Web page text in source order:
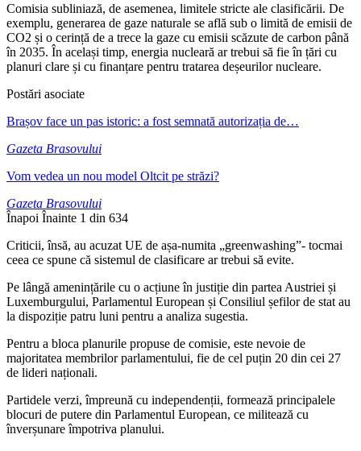
Comisia subliniază, de asemenea, limitele stricte ale clasificării. De
exemplu, generarea de gaze naturale se află sub o limită de emisii de
CO2 și o cerință de a trece la gaze cu emisii scăzute de carbon până
în 2035. În același timp, energia nucleară ar trebui să fie în țări cu
planuri clare și cu finanțare pentru tratarea deșeurilor nucleare.
Postări asociate
Brașov face un pas istoric: a fost semnată autorizația de…
Gazeta Brasovului
Vom vedea un nou model Oltcit pe străzi?
Gazeta Brasovului
Înapoi Înainte 1 din 634
Criticii, însă, au acuzat UE de așa-numita „greenwashing”- tocmai
ceea ce spune că sistemul de clasificare ar trebui să evite.
Pe lângă amenințările cu o acțiune în justiție din partea Austriei și
Luxemburgului, Parlamentul European și Consiliul șefilor de stat au
la dispoziție patru luni pentru a analiza sugestia.
Pentru a bloca planurile propuse de comisie, este nevoie de
majoritatea membrilor parlamentului, fie de cel puțin 20 din cei 27
de lideri naționali.
Partidele verzi, împreună cu independenții, formează principalele
blocuri de putere din Parlamentul European, ce militează cu
înverșunare împotriva planului.